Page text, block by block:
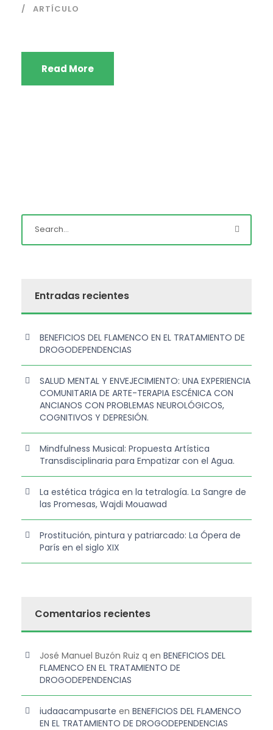
ARTÍCULO
Read More
Entradas recientes
BENEFICIOS DEL FLAMENCO EN EL TRATAMIENTO DE
DROGODEPENDENCIAS
SALUD MENTAL Y ENVEJECIMIENTO: UNA EXPERIENCIA
COMUNITARIA DE ARTE-TERAPIA ESCÉNICA CON
ANCIANOS CON PROBLEMAS NEUROLÓGICOS,
COGNITIVOS Y DEPRESIÓN.
Mindfulness Musical: Propuesta Artística
Transdisciplinaria para Empatizar con el Agua.
La estética trágica en la tetralogía. La Sangre de
las Promesas, Wajdi Mouawad
Prostitución, pintura y patriarcado: La Ópera de
París en el siglo XIX
Comentarios recientes
José Manuel Buzón Ruiz q en BENEFICIOS DEL
FLAMENCO EN EL TRATAMIENTO DE
DROGODEPENDENCIAS
iudaacampusarte en BENEFICIOS DEL FLAMENCO
EN EL TRATAMIENTO DE DROGODEPENDENCIAS